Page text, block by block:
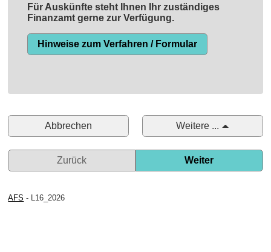
Für Auskünfte steht Ihnen Ihr zuständiges
Finanzamt gerne zur Verfügung.
Hinweise zum Verfahren / Formular
Abbrechen Weitere ...
Zurück Weiter
AFS - L16_2026